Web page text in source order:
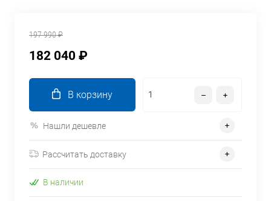
197 990 ₽
182 040 ₽
В корзину
Нашли дешевле
Рассчитать доставку
В наличии